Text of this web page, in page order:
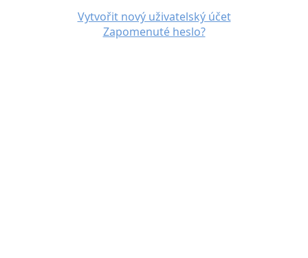
Vytvořit nový uživatelský účet
Zapomenuté heslo?